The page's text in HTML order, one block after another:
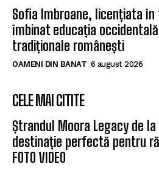
Sofia Imbroane, licențiata
îmbinat educația
tradiționale românești
OAMENI DIN BANAT 6 august 2026
CELE MAI CITITE
Ștrandul Moora Legacy de
destinație perfectă pentru
FOTO VIDEO